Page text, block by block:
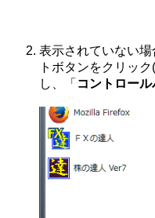
表示されていない
トボタンをクリック(
し、「 コントロー